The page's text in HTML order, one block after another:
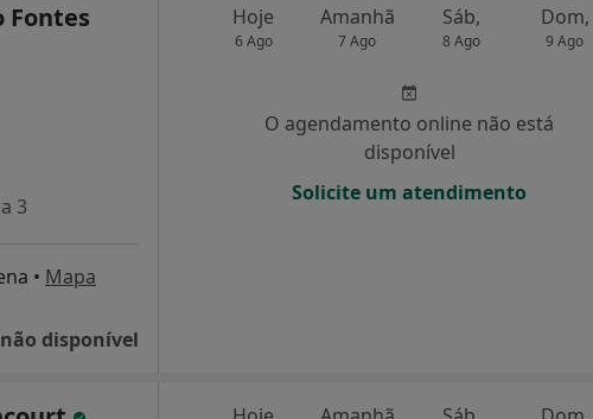
Fontes
3
• Mapa
disponível
Hoje
6 Ago
Amanhã
7 Ago
Sáb,
8 Ago
Dom,
9 Ago
O agendamento online não está
disponível
Solicite um atendimento